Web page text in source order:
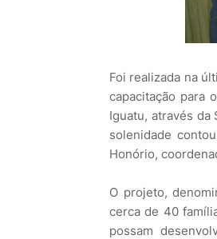
Foi realizada na
capacitação para
Iguatu, através da
solenidade
Honório,
O projeto,
cerca de 40
possam